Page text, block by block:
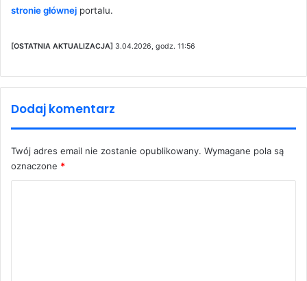
stronie głównej portalu.
[OSTATNIA AKTUALIZACJA] 3.04.2026, godz. 11:56
Dodaj komentarz
Twój adres email nie zostanie opublikowany. Wymagane pola są
oznaczone *